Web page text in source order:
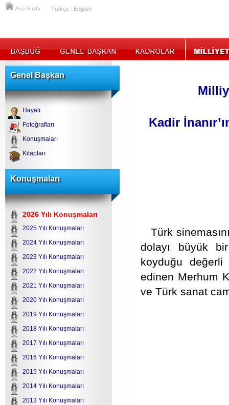
Ana Sayfa Türkçe English
Genel Başkan
Hayatı
Fotoğrafları
Konuşmaları
Kitapları
Konuşmaları
2026 Yılı Konuşmaları
2025 Yılı Konuşmaları
2024 Yılı Konuşmaları
2023 Yılı Konuşmaları
2022 Yılı Konuşmaları
2021 Yılı Konuşmaları
2020 Yılı Konuşmaları
2019 Yılı Konuşmaları
2018 Yılı Konuşmaları
2017 Yılı Konuşmaları
2016 Yılı Konuşmaları
2015 Yılı Konuşmaları
2014 Yılı Konuşmaları
2013 Yılı Konuşmaları
Kadir
Türk
dolayı büyük
koyduğu
edinen Merhum
ve Türk sanat